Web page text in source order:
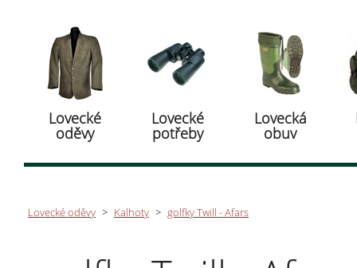
Lovecké
oděvy
Lovecké
potřeby
Lovecká
obuv
Lovecké oděvy > Kalhoty > golfky Twill - Afars